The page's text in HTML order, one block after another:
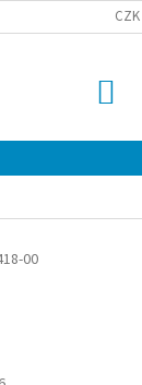
CZK
00